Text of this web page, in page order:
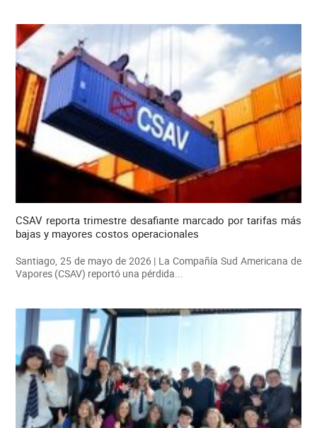
CSAV reporta trimestre desafiante marcado por tarifas más
bajas y mayores costos operacionales
Santiago, 25 de mayo de 2026 | La Compañía Sud Americana de
Vapores (CSAV) reportó una pérdida...